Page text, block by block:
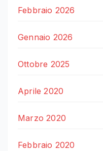
Febbraio 2026
Gennaio 2026
Ottobre 2025
Aprile 2020
Marzo 2020
Febbraio 2020